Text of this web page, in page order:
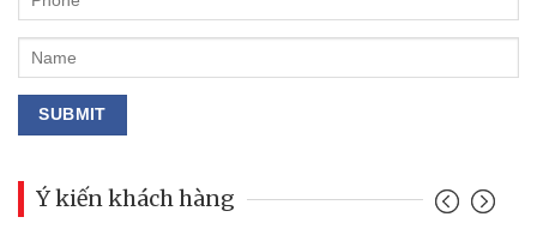
Ý kiến khách hàng